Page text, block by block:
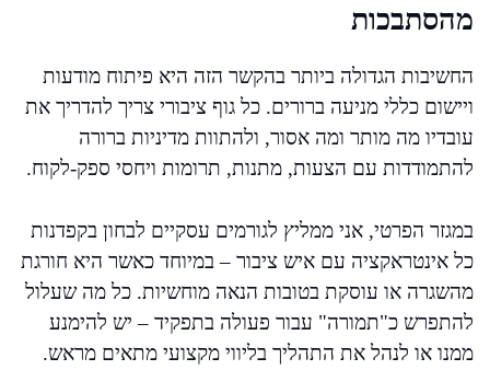
מהסתבכות
החשיבות הגדולה ביותר בהקשר הזה היא פיתוח מודעות
ויישום כללי מניעה ברורים. כל גוף ציבורי צריך להדריך את
עובדיו מה מותר ומה אסור, ולהתוות מדיניות ברורה
להתמודדות עם הצעות, מתנות, תרומות ויחסי ספק-לקוח.
במגזר הפרטי, אני ממליץ לגורמים עסקיים לבחון בקפדנות
כל אינטראקציה עם איש ציבור – במיוחד כאשר היא חורגת
מהשגרה או עוסקת בטובות הנאה מוחשיות. כל מה שעלול
להתפרש כ"תמורה" עבור פעולה בתפקיד – יש להימנע
ממנו או לנהל את התהליך בליווי מקצועי מתאים מראש.